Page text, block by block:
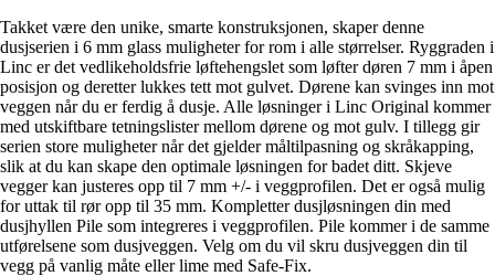
Takket være den unike, smarte konstruksjonen, skaper denne
dusjserien i 6 mm glass muligheter for rom i alle størrelser. Ryggraden i
Linc er det vedlikeholdsfrie løftehengslet som løfter døren 7 mm i åpen
posisjon og deretter lukkes tett mot gulvet. Dørene kan svinges inn mot
veggen når du er ferdig å dusje. Alle løsninger i Linc Original kommer
med utskiftbare tetningslister mellom dørene og mot gulv. I tillegg gir
serien store muligheter når det gjelder måltilpasning og skråkapping,
slik at du kan skape den optimale løsningen for badet ditt. Skjeve
vegger kan justeres opp til 7 mm +/- i veggprofilen. Det er også mulig
for uttak til rør opp til 35 mm. Kompletter dusjløsningen din med
dusjhyllen Pile som integreres i veggprofilen. Pile kommer i de samme
utførelsene som dusjveggen. Velg om du vil skru dusjveggen din til
vegg på vanlig måte eller lime med Safe-Fix.